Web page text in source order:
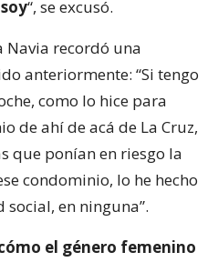
“, se excusó.
Navia recordó una
anteriormente: “Si tengo
como lo hice para
de ahí de acá de La Cruz,
que ponían en riesgo la
condominio, lo he hecho
en ninguna”.
el género femenino